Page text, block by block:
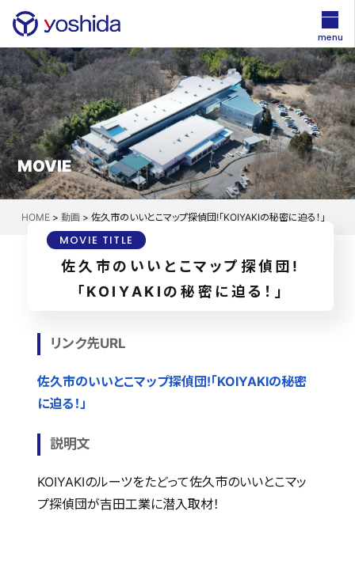
MOVIE
HOME> 動画 > 佐久市のいいとこマップ探偵団!「KOIYAKIの秘密に迫る！」
MOVIE TITLE
佐久市のいいとこマップ探偵団!
「KOIYAKIの秘密に迫る！」
リンク先URL
佐久市のいいとこマップ探偵団!「KOIYAKIの秘密
に迫る！」
説明文
KOIYAKIのルーツをたどって佐久市のいいとこマッ
プ探偵団が吉田工業に潜入取材！
menu